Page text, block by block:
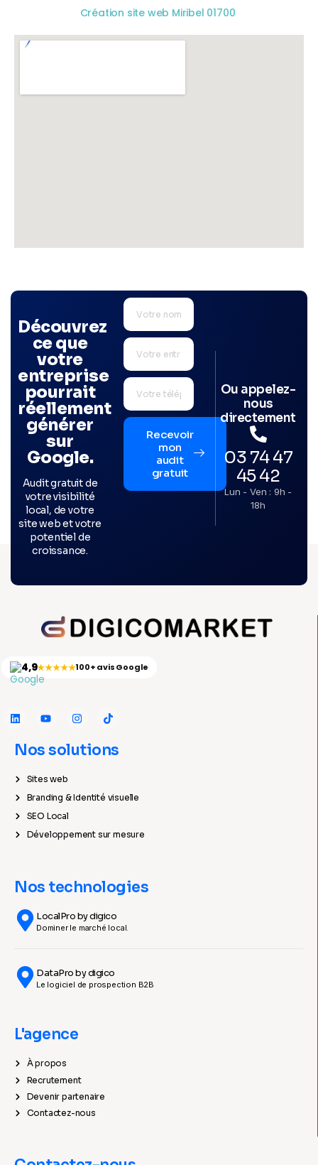
Création site web Miribel 01700
Découvrez
ce que
votre
entreprise
pourrait
réellement
générer
sur
Google.
Audit gratuit de
votre visibilité
local, de votre
site web et votre
potentiel de
croissance.
Recevoir
mon
audit
gratuit
Ou appelez-
nous
directement
03 74 47
45 42
Lun - Ven : 9h -
18h
4,9★★★★★100+ avis Google
Nos solutions
Sites web
Branding & Identité visuelle
SEO Local
Développement sur mesure
Nos technologies
LocalPro by digico
Dominer le marché local.
DataPro by digico
Le logiciel de prospection B2B
L'agence
À propos
Recrutement
Devenir partenaire
Contactez-nous